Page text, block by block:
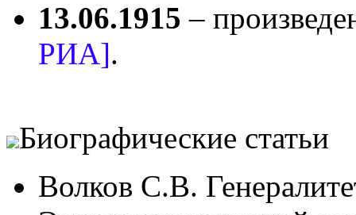
13.06.1915 –
РИА].
Биографические статьи
Волков С.В.